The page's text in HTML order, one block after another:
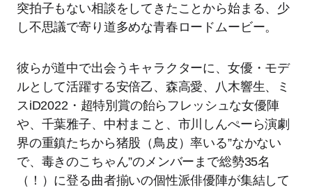
突拍⼦もない相談をしてきたことから始まる、少
し不思議で寄り道多めな⻘春ロードムービー。
彼らが道中で出会うキャラクターに、⼥優・モデ
ルとして活躍する安倍⼄、森⾼愛、⼋⽊響⽣、ミ
スiD2022・超特別賞の飴らフレッシュな⼥優陣
や、千葉雅⼦、中村まこと、市川しんぺーら演劇
界の重鎮たちから猪股（⿃⽪）率いる”なかない
で、毒きのこちゃん”のメンバーまで総勢35名
（！）に登る曲者揃いの個性派俳優陣が集結して